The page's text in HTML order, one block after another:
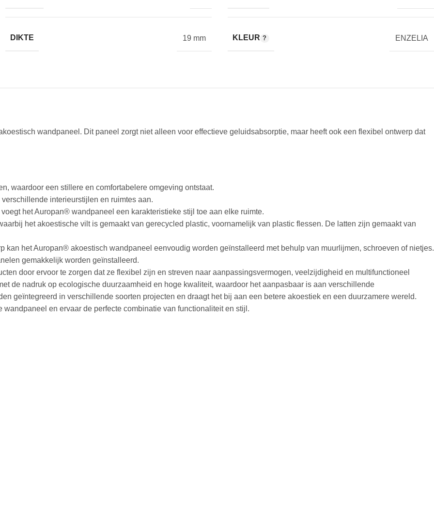
DIKTE 19 mm KLEUR ENZELIA
wandpaneel. Dit paneel zorgt niet alleen voor effectieve geluidsabsorptie, maar heeft ook een flexibel ontwerp dat
waardoor een stillere en comfortabelere omgeving ontstaat.
interieurstijlen en ruimtes aan.
het Auropan® wandpaneel een karakteristieke stijl toe aan elke ruimte.
het akoestische vilt is gemaakt van gerecycled plastic, voornamelijk van plastic flessen. De latten zijn gemaakt van
kan het Auropan® akoestisch wandpaneel eenvoudig worden geïnstalleerd met behulp van muurlijmen, schroeven of nietjes.
gemakkelijk worden geïnstalleerd.
door ervoor te zorgen dat ze flexibel zijn en streven naar aanpassingsvermogen, veelzijdigheid en multifunctioneel
de nadruk op ecologische duurzaamheid en hoge kwaliteit, waardoor het aanpasbaar is aan verschillende
geïntegreerd in verschillende soorten projecten en draagt het bij aan een betere akoestiek en een duurzamere wereld.
en ervaar de perfecte combinatie van functionaliteit en stijl.